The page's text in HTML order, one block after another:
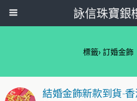
詠信珠寶銀
標籤› 訂婚金飾
結婚金飾新款到貨-